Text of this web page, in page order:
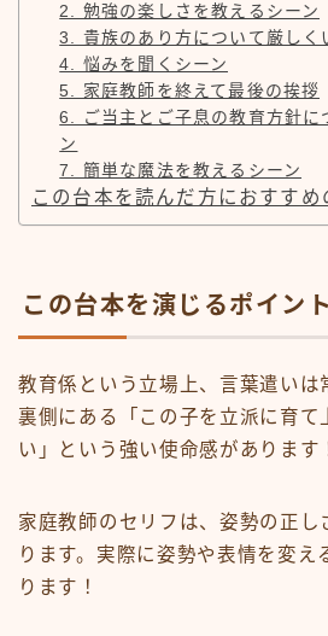
2. 勉強の楽しさを教えるシーン
3. 貴族のあり方について厳しく
4. 悩みを聞くシーン
5. 家庭教師を終えて最後の挨拶
6. ご当主とご子息の教育方針に
ン
7. 簡単な魔法を教えるシーン
この台本を読んだ方におすすめ
この台本を演じるポイント
教育係という立場上、言葉遣いは
裏側にある「この子を立派に育て
い」という強い使命感があります
家庭教師のセリフは、姿勢の正し
ります。実際に姿勢や表情を変え
ります！